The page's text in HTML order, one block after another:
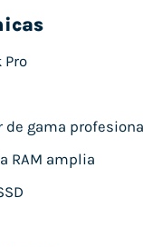
Pro
de gama
RAM amplia